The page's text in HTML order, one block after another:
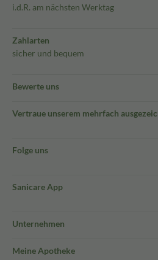
i.d.R. am nächsten Werktag
Zahlarten
sicher und bequem
Bewerte uns
Vertraue unserem mehrfach
Folge uns
Sanicare App
Unternehmen
Meine Apotheke